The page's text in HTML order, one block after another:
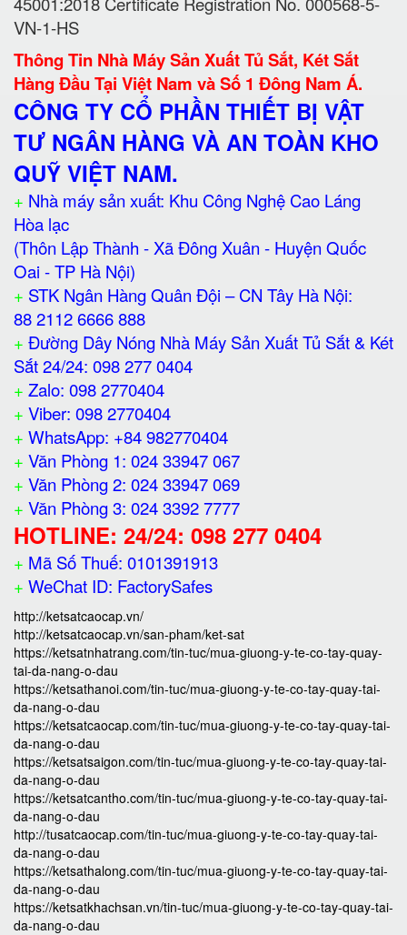
VN-1-HS
Thông Tin Nhà Máy Sản Xuất Tủ Sắt, Két Sắt
Hàng Đầu Tại Việt Nam và Số 1 Đông Nam Á.
CÔNG TY CỔ PHẦN THIẾT BỊ VẬT
TƯ NGÂN HÀNG VÀ AN TOÀN KHO
QUỸ VIỆT NAM.
+ Nhà máy sản xuất: Khu Công Nghệ Cao Láng
Hòa lạc
(Thôn Lập Thành - Xã Đông Xuân - Huyện Quốc
Oai - TP Hà Nội)
+ STK Ngân Hàng Quân Đội – CN Tây Hà Nội:
88 2112 6666 888
+ Đường Dây Nóng Nhà Máy Sản Xuất Tủ Sắt & Két
Sắt 24/24: 098 277 0404
+ Zalo: 098 2770404
+ Viber: 098 2770404
+ WhatsApp: +84 982770404
+ Văn Phòng 1: 024 33947 067
+ Văn Phòng 2: 024 33947 069
+ Văn Phòng 3: 024 3392 7777
HOTLINE: 24/24: 098 277 0404
+ Mã Số Thuế: 0101391913
+ WeChat ID: FactorySafes
http://ketsatcaocap.vn/
http://ketsatcaocap.vn/san-pham/ket-sat
https://ketsatnhatrang.com/tin-tuc/mua-giuong-y-te-co-tay-quay-
tai-da-nang-o-dau
https://ketsathanoi.com/tin-tuc/mua-giuong-y-te-co-tay-quay-tai-
da-nang-o-dau
https://ketsatcaocap.com/tin-tuc/mua-giuong-y-te-co-tay-quay-tai-
da-nang-o-dau
https://ketsatsaigon.com/tin-tuc/mua-giuong-y-te-co-tay-quay-tai-
da-nang-o-dau
https://ketsatcantho.com/tin-tuc/mua-giuong-y-te-co-tay-quay-tai-
da-nang-o-dau
http://tusatcaocap.com/tin-tuc/mua-giuong-y-te-co-tay-quay-tai-
da-nang-o-dau
https://ketsathalong.com/tin-tuc/mua-giuong-y-te-co-tay-quay-tai-
da-nang-o-dau
https://ketsatkhachsan.vn/tin-tuc/mua-giuong-y-te-co-tay-quay-tai-
da-nang-o-dau